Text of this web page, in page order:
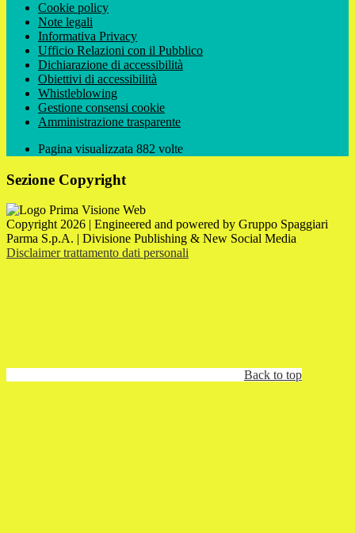
Cookie policy
Note legali
Informativa Privacy
Ufficio Relazioni con il Pubblico
Dichiarazione di accessibilità
Obiettivi di accessibilità
Whistleblowing
Gestione consensi cookie
Amministrazione trasparente
Pagina visualizzata 882 volte
Sezione Copyright
Copyright 2026 | Engineered and powered by Gruppo Spaggiari
Parma S.p.A. | Divisione Publishing & New Social Media
Disclaimer trattamento dati personali
Back to top